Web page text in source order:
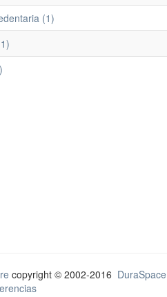
(1)
copyright © 2002-2016 DuraSpace